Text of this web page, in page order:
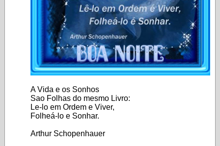
A Vida e os Sonhos
Sao Folhas do mesmo Livro:
Le-lo em Ordem e Viver,
Folheá-lo e Sonhar.
Arthur Schopenhauer